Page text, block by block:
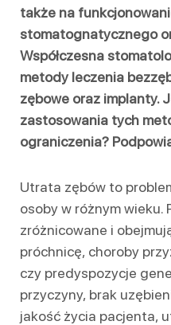
także na
stomatognatycznego
Współczesna
metody leczenia
zębowe oraz implanty.
zastosowania tych
ograniczenia?
Utrata zębów to
osoby w różnym wieku.
zróżnicowane i
próchnicę, choroby
czy predyspozycje
przyczyny, brak
jakość życia pacjenta,